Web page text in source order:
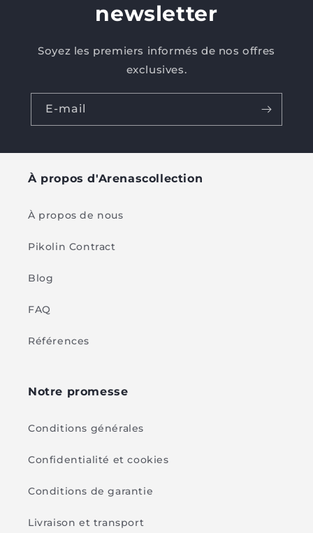
newsletter
Soyez les premiers informés de nos offres
exclusives.
E-mail
À propos d'Arenascollection
À propos de nous
Pikolin Contract
Blog
FAQ
Références
Notre promesse
Conditions générales
Confidentialité et cookies
Conditions de garantie
Livraison et transport